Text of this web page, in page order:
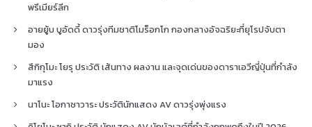
พรีเมียร์ลีก
อายยู้บ บูอัดดี้ ดาวรุ่งทีมชาติโมร็อกโก กองกลางอัจฉริยะที่ยุโรปจับตา
มอง
สึกิกุโมะ โยรุ ประวัติ เส้นทาง ผลงาน และจุดเด่นของดาราเอวีญี่ปุ่นที่กำลัง
มาแรง
นาโนะ โอกาซาวาระ ประวัตินักแสดง AV ดาวรุ่งพุ่งแรง